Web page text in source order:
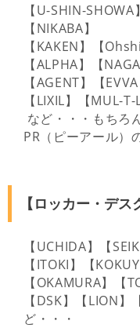
【U-SHIN-SHOWA
【NIKABA】
【KAKEN】【
【ALPHA】【
【AGENT】【
【LIXIL】【MUL-T-
など・・・もちろ
PR（ピーアール）
【ロッカー・デ
【UCHIDA】【
【ITOKI】【
【OKAMURA】【
【DSK】【LION
ど・・・